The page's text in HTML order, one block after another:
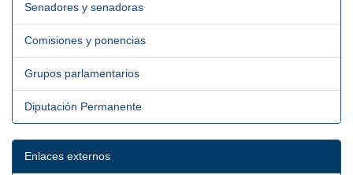
Senadores y senadoras
Comisiones y ponencias
Grupos parlamentarios
Diputación Permanente
Enlaces externos